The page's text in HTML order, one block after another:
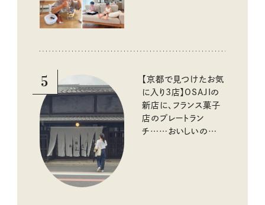
5
【京都で見つけたお気
に入り3店】OSAJIの
新店に、フランス菓子
店のプレートラン
チ……おいしいのんび